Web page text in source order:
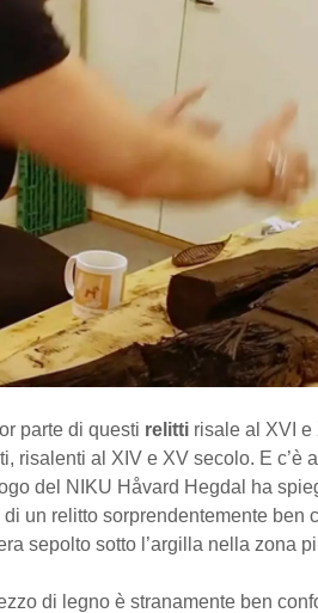
parte di questi relitti risale al XVI e
risalenti al XIV e XV secolo. E c’è
del NIKU Håvard Hegdal ha
di un relitto sorprendentemente ben
sepolto sotto l’argilla nella zona
di legno è stranamente ben